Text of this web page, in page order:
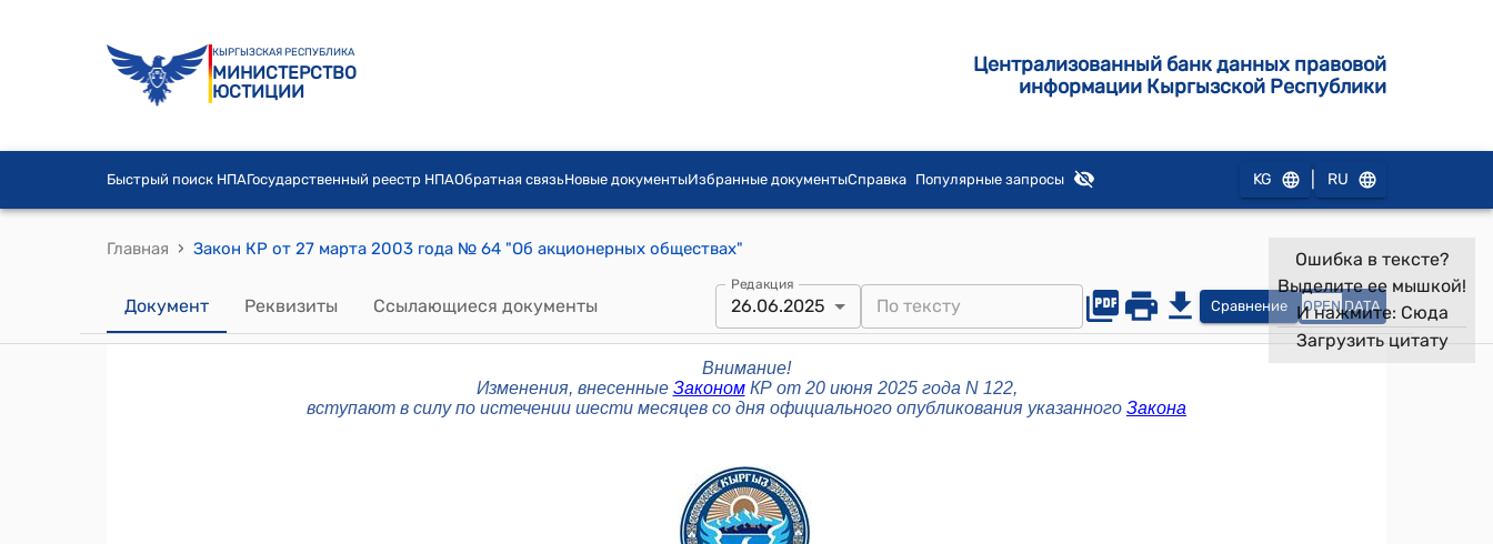
КЫРГЫЗСКАЯ РЕСПУБЛИКА
МИНИСТЕРСТВО
ЮСТИЦИИ
Централизованный банк данных правовой
информации Кыргызской Республики
Быстрый поиск НПАГосударственный реестр НПАОбратная связьНовые документыИзбранные документыСправка Популярные запросы KG RU
Главная › Закон КР от 27 марта 2003 года № 64 "Об акционерных обществах"
Документ Реквизиты Ссылающиеся документы
Редакция
26.06.2025 Сравнение OPEN DATA
Ошибка в тексте?
Выделите ее мышкой!
И нажмите: Сюда
Загрузить цитату